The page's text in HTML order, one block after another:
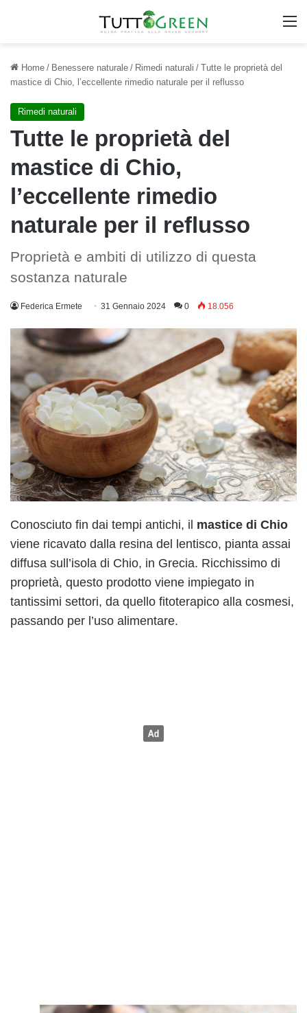
Home / Benessere naturale / Rimedi naturali / Tutte le proprietà del
mastice di Chio, l’eccellente rimedio naturale per il reflusso
Rimedi naturali
Tutte le proprietà del
mastice di Chio,
l’eccellente rimedio
naturale per il reflusso
Proprietà e ambiti di utilizzo di questa
sostanza naturale
Federica Ermete 31 Gennaio 2024 0 18.056
Conosciuto fin dai tempi antichi, il mastice di Chio
viene ricavato dalla resina del lentisco, pianta assai
diffusa sull’isola di Chio, in Grecia. Ricchissimo di
proprietà, questo prodotto viene impiegato in
tantissimi settori, da quello fitoterapico alla cosmesi,
passando per l’uso alimentare.